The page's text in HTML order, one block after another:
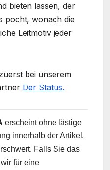
bieten lassen, der
pocht, wonach die
Leitmotiv jeder
bei unserem
Der Status.
erscheint ohne lästige
innerhalb der Artikel,
Falls Sie das
für eine